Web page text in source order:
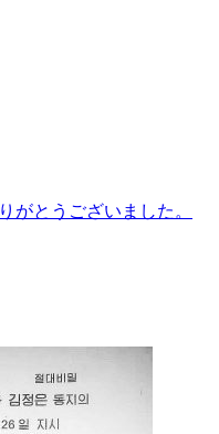
がとうございました。